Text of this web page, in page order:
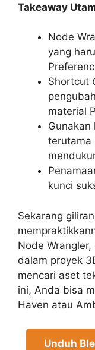
Takeaway
Node
yang
Shortcut
material
Gunakan
terutama
kunci
Sekarang
Node
dalam proyek
mencari aset
ini, Anda bisa
Haven atau
Unduh